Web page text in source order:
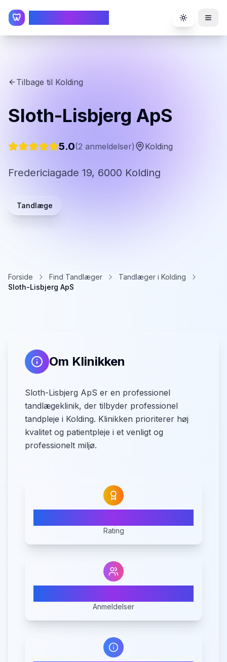
🦷 Toggle
Tilbage til Kolding
Sloth-Lisbjerg ApS
5.0(2 anmeldelser) Kolding
Fredericiagade 19, 6000 Kolding
Tandlæge
Forside Find Tandlæger
Tandlæger i Kolding
Sloth-Lisbjerg ApS
Om Klinikken
Sloth-Lisbjerg ApS er en professionel
tandlægeklinik, der tilbyder professionel
tandpleje i Kolding. Klinikken prioriterer høj
kvalitet og patientpleje i et venligt og
professionelt miljø.
Rating
Anmeldelser